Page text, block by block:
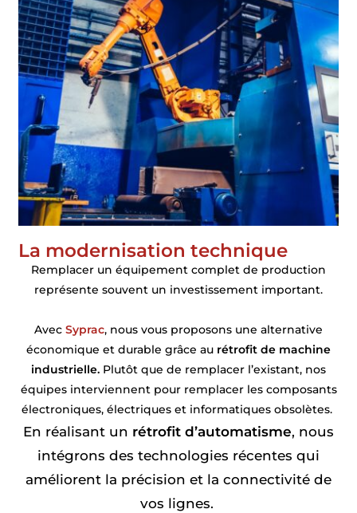
La modernisation technique
Remplacer un équipement complet de production
représente souvent un investissement important.
Avec Syprac, nous vous proposons une alternative
économique et durable grâce au rétrofit de machine
industrielle. Plutôt que de remplacer l’existant, nos
équipes interviennent pour remplacer les composants
électroniques, électriques et informatiques obsolètes.
En réalisant un rétrofit d’automatisme, nous
intégrons des technologies récentes qui
améliorent la précision et la connectivité de
vos lignes.